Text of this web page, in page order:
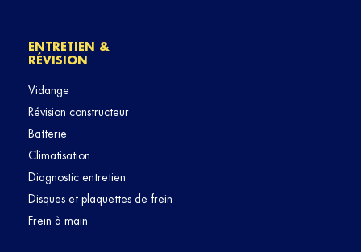
ENTRETIEN &
RÉVISION
Vidange
Révision constructeur
Batterie
Climatisation
Diagnostic entretien
Disques et plaquettes de frein
Frein à main